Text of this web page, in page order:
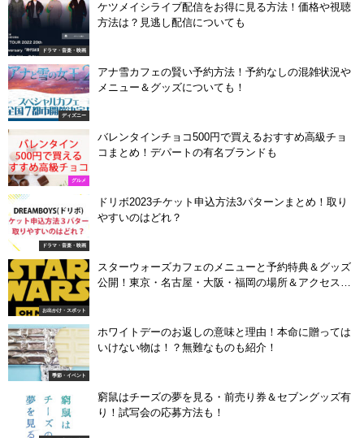
ドラマ・音楽・映画
ケツメイシライブ配信をお得に見る方法！価格や視聴
方法は？見逃し配信についても
ディズニー
アナ雪カフェの賢い予約方法！予約なしの混雑状況や
メニュー＆グッズについても！
グルメ
バレンタインチョコ500円で買えるおすすめ高級チョ
コまとめ！デパートの有名ブランドも
ドラマ・音楽・映画
ドリボ2023チケット申込方法3パターンまとめ！取り
やすいのはどれ？
お出かけ・スポット
スターウォーズカフェのメニューと予約特典＆グッズ
公開！東京・名古屋・大阪・福岡の場所＆アクセス
季節・イベント
ホワイトデーのお返しの意味と理由！本命に贈っては
いけない物は！？無難なものも紹介！
窮鼠はチーズの夢を見る・前売り券＆セブングッズ有
り！試写会の応募方法も！